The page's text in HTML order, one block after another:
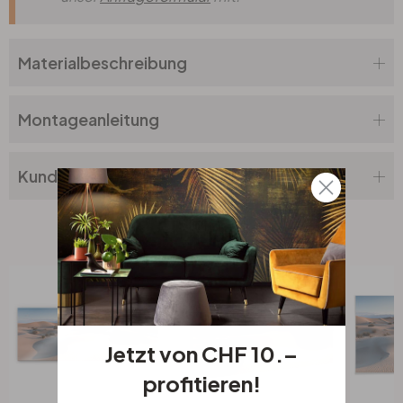
Materialbeschreibung
Montageanleitung
Kundenbewertung
Verwandte Produkte
Jetzt von CHF 10.–
profitieren!